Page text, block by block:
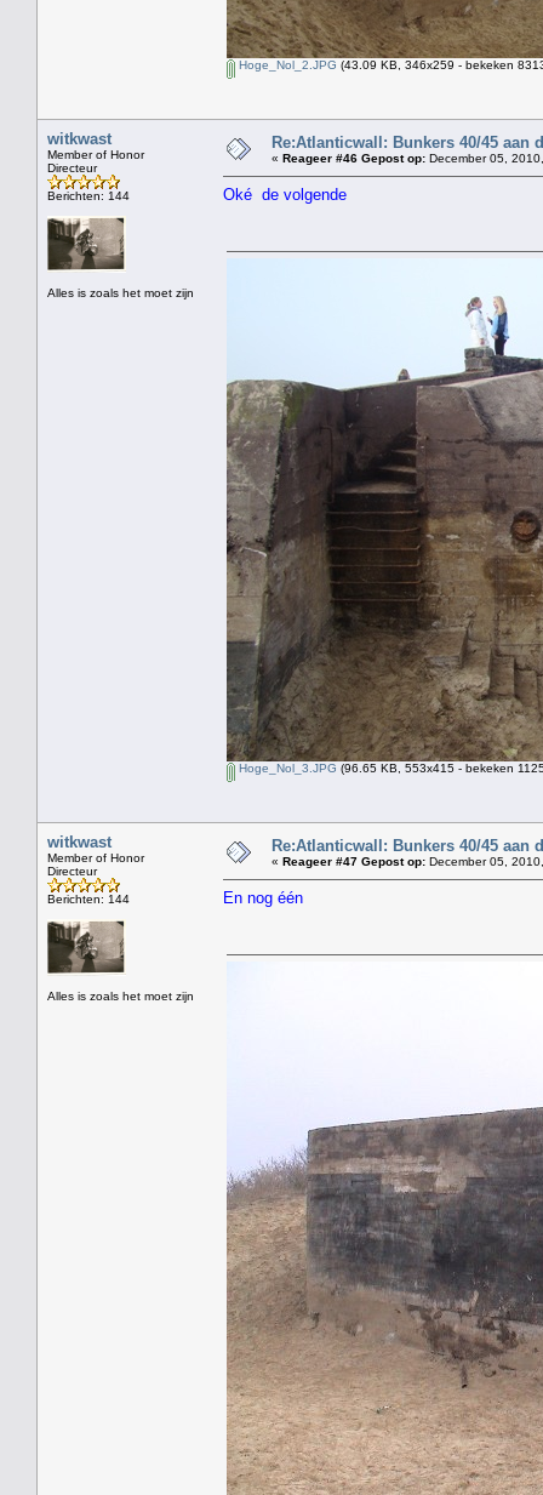
Hoge_Nol_2.JPG (43.09 KB, 346x259 - bekeken
witkwast
Member of Honor
Directeur
Berichten: 144
Alles is zoals het moet zijn
Re:Atlanticwall: Bunkers 40/45 aan
« Reageer #46 Gepost op: December 05,
Oké de volgende
Hoge_Nol_3.JPG (96.65 KB, 553x415 - bekeken
witkwast
Member of Honor
Directeur
Berichten: 144
Alles is zoals het moet zijn
Re:Atlanticwall: Bunkers 40/45 aan
« Reageer #47 Gepost op: December 05,
En nog één